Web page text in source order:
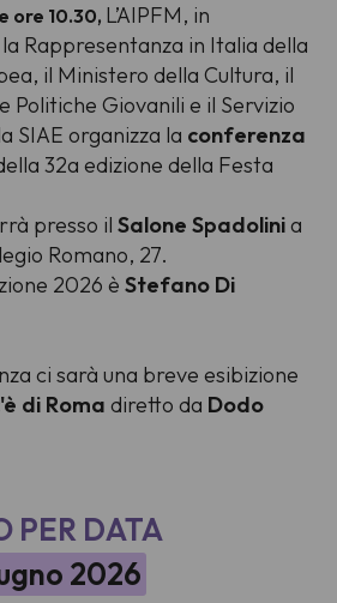
ore 10.30, L’AIPFM, in
Rappresentanza in Italia della
il Ministero della Cultura, il
Giovanili e il Servizio
SIAE organizza la conferenza
32a edizione della Festa
presso il Salone Spadolinia
Romano, 27.
2026 è Stefano Di
ci sarà una breve esibizione
di Roma diretto da Dodo
PER DATA
2026